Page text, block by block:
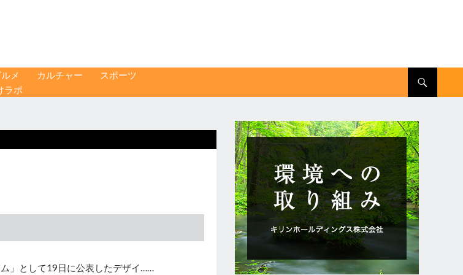
メ カルチャー
スポーツ
ラボ
」として19日に公表したデザイ……